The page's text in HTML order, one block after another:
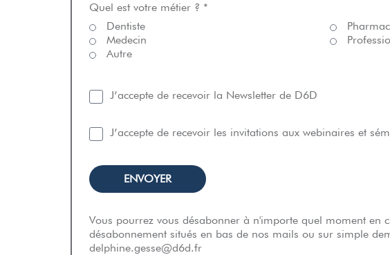
Quel est votre métier ? *
Dentiste
Medecin
Autre
J’accepte de recevoir la Newsletter de D6D
J’accepte de recevoir les invitations aux webinaires et
Vous pourrez vous désabonner à n'importe quel moment en
désabonnement situés en bas de nos mails ou sur simple
delphine.gesse@d6d.fr